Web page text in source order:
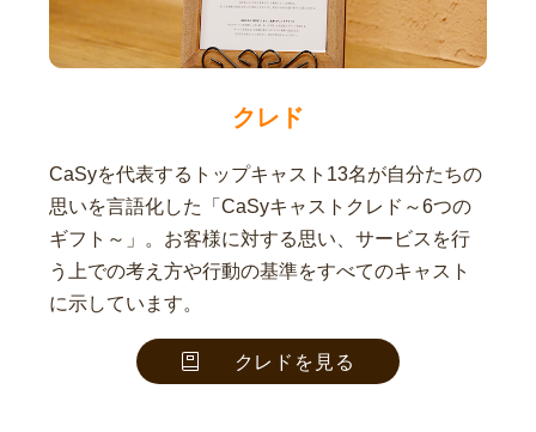
クレド
CaSyを代表するトップキャスト13名が自分たちの
思いを言語化した「CaSyキャストクレド～6つの
ギフト～」。お客様に対する思い、サービスを行
う上での考え方や行動の基準をすべてのキャスト
に示しています。
クレドを見る